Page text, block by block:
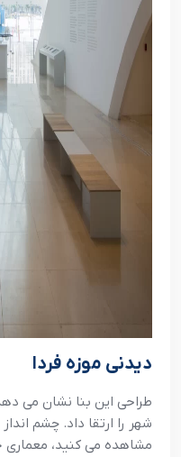
دیدنی موزه فردا
طراحی این بنا نشان می‌
شهر را ارتقا داد. چشم
مشاهده می‌ کنید، معماری